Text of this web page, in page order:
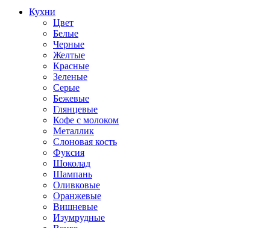
Кухни
Цвет
Белые
Черные
Желтые
Красные
Зеленые
Серые
Бежевые
Глянцевые
Кофе с молоком
Металлик
Слоновая кость
Фуксия
Шоколад
Шампань
Оливковые
Оранжевые
Вишневые
Изумрудные